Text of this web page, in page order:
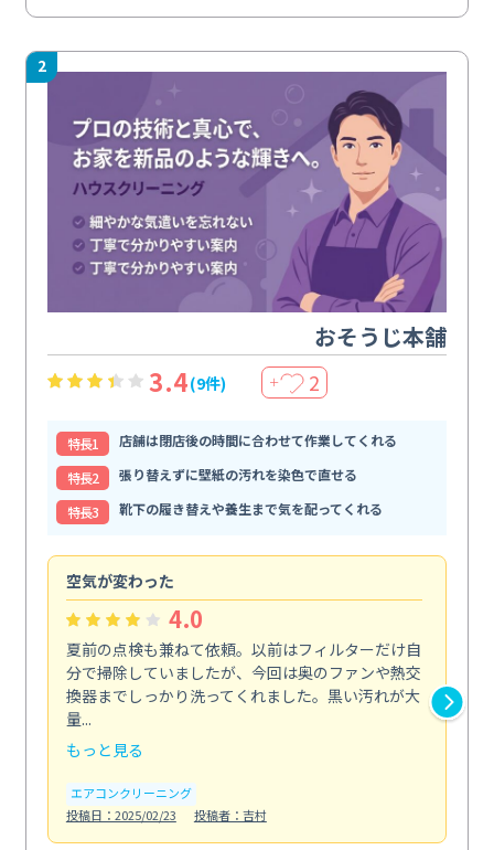
2
おそうじ本舗
3.4(9件) ＋ 2
特⻑1
店舗は閉店後の時間に合わせて作業してくれる
特⻑2
張り替えずに壁紙の汚れを染色で直せる
特⻑3
靴下の履き替えや養生まで気を配ってくれる
空気が変わった
4.0
夏前の点検も兼ねて依頼。以前はフィルターだけ自
分で掃除していましたが、今回は奥のファンや熱交
換器までしっかり洗ってくれました。黒い汚れが大
量...
もっと見る
エアコンクリーニング
投稿日：2025/02/23
投稿者：吉村